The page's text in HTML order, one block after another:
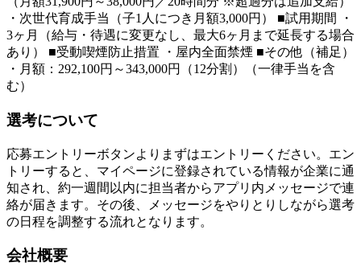
・次世代育成手当（子1人につき月額3,000円） ■試用期間 ・
3ヶ月（給与・待遇に変更なし、最大6ヶ月まで延長する場合
あり） ■受動喫煙防止措置 ・屋内全面禁煙 ■その他（補足）
・月額：292,100円～343,000円（12分割）（一律手当を含
む）
選考について
応募エントリーボタンよりまずはエントリーください。エン
トリーすると、マイページに登録されている情報が企業に通
知され、約一週間以内に担当者からアプリ内メッセージで連
絡が届きます。その後、メッセージをやりとりしながら選考
の日程を調整する流れとなります。
会社概要